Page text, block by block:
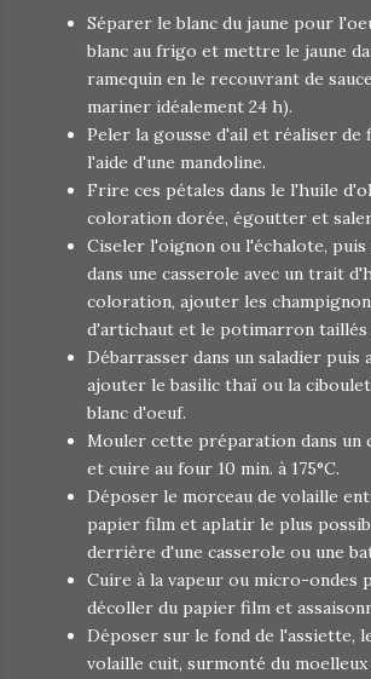
Séparer le blanc du jaune pour
blanc au frigo et mettre le jaune
ramequin en le recouvrant de
mariner idéalement 24 h).
Peler la gousse d'ail et réaliser de
l'aide d'une mandoline.
Frire ces pétales dans le l'huile
coloration dorée, égoutter et
Ciseler l'oignon ou l'échalote,
dans une casserole avec un trait
coloration, ajouter les
d'artichaut et le potimarron taillés
Débarrasser dans un saladier puis
ajouter le basilic thaï ou la
blanc d'oeuf.
Mouler cette préparation dans un
et cuire au four 10 min. à 175°C.
Déposer le morceau de volaille
papier film et aplatir le plus
derrière d'une casserole ou une
Cuire à la vapeur ou micro-ondes
décoller du papier film et
Déposer sur le fond de l'assiette,
volaille cuit, surmonté du moelleux